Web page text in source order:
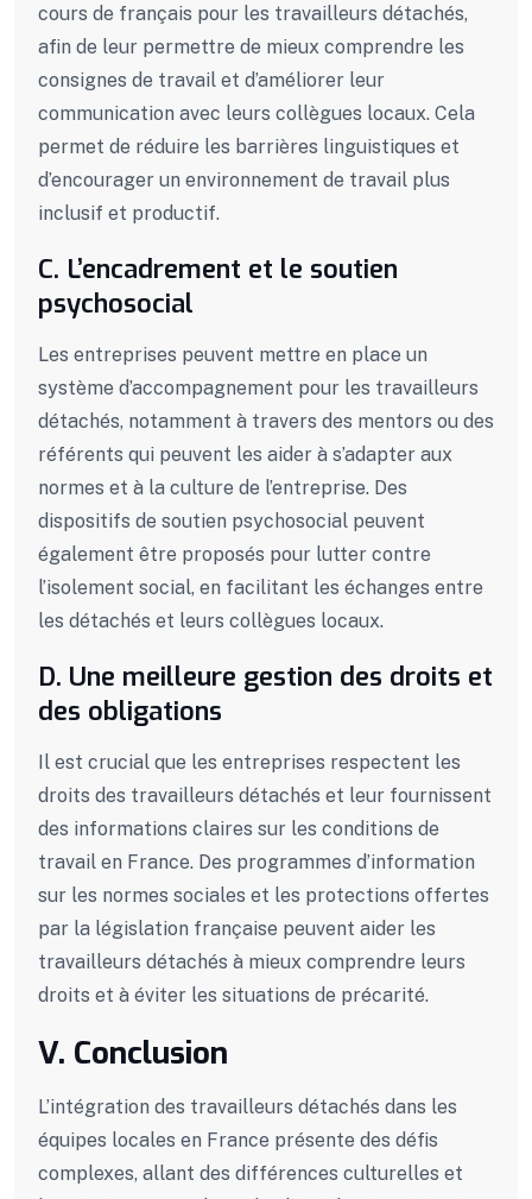
cours de français pour les travailleurs détachés,
afin de leur permettre de mieux comprendre les
consignes de travail et d’améliorer leur
communication avec leurs collègues locaux. Cela
permet de réduire les barrières linguistiques et
d’encourager un environnement de travail plus
inclusif et productif.
C. L’encadrement et le soutien
psychosocial
Les entreprises peuvent mettre en place un
système d’accompagnement pour les travailleurs
détachés, notamment à travers des mentors ou des
référents qui peuvent les aider à s’adapter aux
normes et à la culture de l’entreprise. Des
dispositifs de soutien psychosocial peuvent
également être proposés pour lutter contre
l’isolement social, en facilitant les échanges entre
les détachés et leurs collègues locaux.
D. Une meilleure gestion des droits et
des obligations
Il est crucial que les entreprises respectent les
droits des travailleurs détachés et leur fournissent
des informations claires sur les conditions de
travail en France. Des programmes d’information
sur les normes sociales et les protections offertes
par la législation française peuvent aider les
travailleurs détachés à mieux comprendre leurs
droits et à éviter les situations de précarité.
V. Conclusion
L’intégration des travailleurs détachés dans les
équipes locales en France présente des défis
complexes, allant des différences culturelles et